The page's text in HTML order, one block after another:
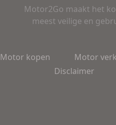
Motor2Go maakt het
meest veilige en
Motor kopen Motor
Disclaimer